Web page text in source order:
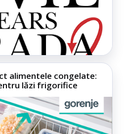
alimentele congelate:
lăzi frigorifice